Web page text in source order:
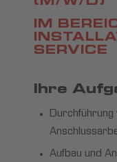
IM
SERVICE
Ihre
Durchführung
Aufbau und